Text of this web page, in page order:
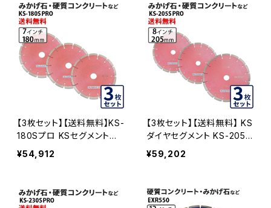
ドカッター 刃 (ks-150spro
-b-03)
【3枚セット】【送料無料】KS-
180Sプロ KSセグメントプ
ロ7インチ 180mm みかげ
石・硬質コンクリートなどの
イヤモンドカッター 刃 (ks-1
80spro-03)
¥54,912
【3枚セット】【送料無料】 KS
ダイヤセグメント KS-205S
プロ (ks-205spro) 8イン
チ みかげ石・硬質コンクリ
3
¥59,202